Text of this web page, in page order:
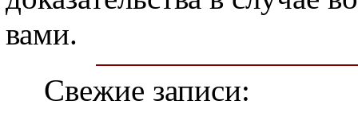
вами.
Свежие записи: